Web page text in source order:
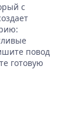
с
повод
готовую